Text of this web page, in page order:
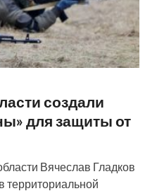
создали
для защиты от
Вячеслав Гладков
территориальной